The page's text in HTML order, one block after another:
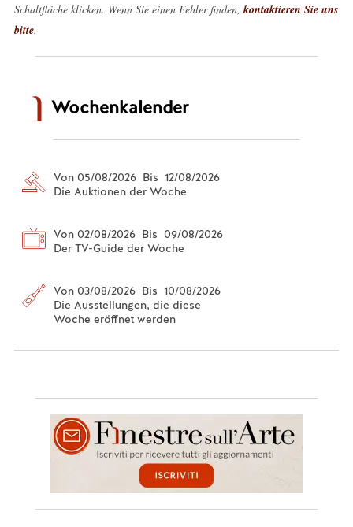
Schaltfläche klicken. Wenn Sie einen Fehler finden, kontaktieren Sie uns
bitte.
Wochenkalender
Von 05/08/2026 Bis 12/08/2026
Die Auktionen der Woche
Von 02/08/2026 Bis 09/08/2026
Der TV-Guide der Woche
Von 03/08/2026 Bis 10/08/2026
Die Ausstellungen, die diese
Woche eröffnet werden